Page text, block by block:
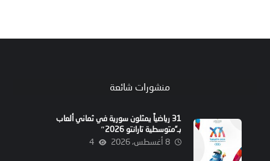
منشورات شائعة
31 رياضياً يمثلون سورية في ثماني ألعاب
بـ”متوسطية تارانتو 2026″
8 أغسطس، 2026 4